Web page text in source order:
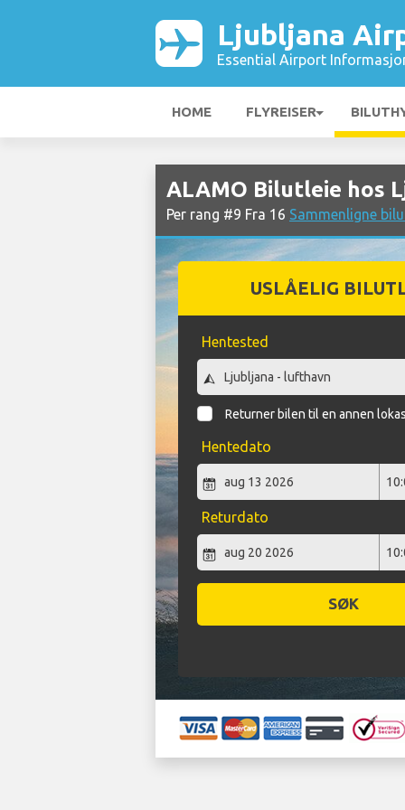
Ljubljana
Essential Airport
HOME FLYREISER
ALAMO Bilutleie hos
Per rang #9 Fra 16 Sammenligne
USLÅELIG
Hentested
Returner bilen til en annen
Hentedato
Returdato
SØK